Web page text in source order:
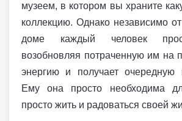
музеем, в котором вы храните
коллекцию. Однако независимо
доме каждый человек
возобновляя потраченную им на
энергию и получает очередную
Ему она просто необходима
просто жить и радоваться своей